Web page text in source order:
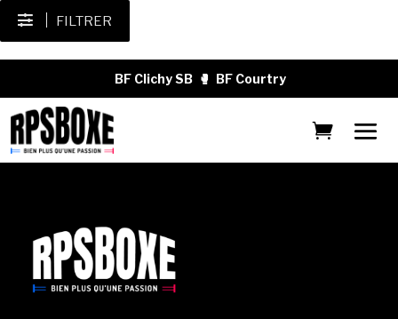
FILTRER
BF Clichy SB 🥊 BF Courtry